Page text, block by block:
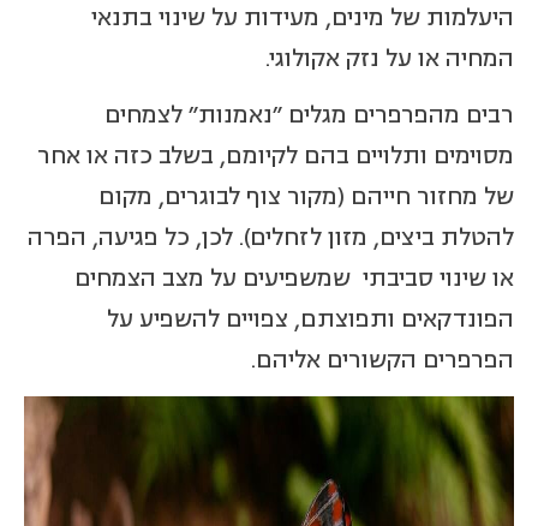
היעלמות של מינים, מעידות על שינוי בתנאי
המחיה או על נזק אקולוגי.
רבים מהפרפרים מגלים "נאמנות" לצמחים
מסוימים ותלויים בהם לקיומם, בשלב כזה או אחר
של מחזור חייהם (מקור צוף לבוגרים, מקום
להטלת ביצים, מזון לזחלים). לכן, כל פגיעה, הפרה
או שינוי סביבתי שמשפיעים על מצב הצמחים
הפונדקאים ותפוצתם, צפויים להשפיע על
הפרפרים הקשורים אליהם.